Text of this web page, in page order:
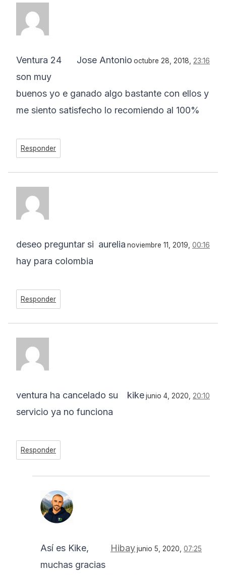
Jose Antonio octubre 28, 2018, 23:16
Ventura 24
son muy
buenos yo e ganado algo bastante con ellos y
me siento satisfecho lo recomiendo al 100%
Responder
aurelia noviembre 11, 2019, 00:16
deseo preguntar si
hay para colombia
Responder
kikejunio 4, 2020, 20:10
ventura ha cancelado su
servicio ya no funciona
Responder
Hibayjunio 5, 2020, 07:25
Así es Kike,
muchas gracias